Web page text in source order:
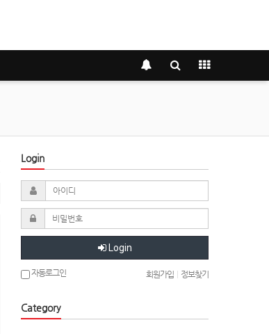
Login
Login
자동로그인 회원가입 정보찾기
Category